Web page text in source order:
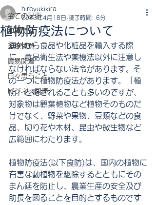
全ての記事
沖縄関連
国際情勢
貿易関連
日々思うこと
ビジネス関連
植物防疫法について
hiroyukikira
2023年4月18日 読了時間: 6分
海外から食品や化粧品を輸入する際
に、食品衛生法や薬機法以外に注意し
なければならない法令があります。そ
の一つに植物防疫法があります。「植
防」と略されることも多いのですが、
対象物は観葉植物など植物そのものだ
けでなく、野菜や果物、豆類などの食
品、切り花や木材、昆虫や微生物など
広範囲にわたります。
植物防疫法(以下食防)は、国内の植物に
有害な動植物を駆除するとともにその
まん延を防止し、農業生産の安全及び
助長を図ることを目的とするものです